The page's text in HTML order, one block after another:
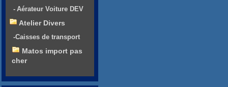
- Aérateur Voiture DEV
Atelier Divers
-Caisses de transport
Matos import pas
cher